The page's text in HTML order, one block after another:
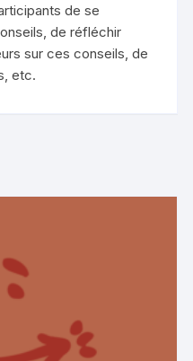
de se
de réfléchir
sur ces conseils, de
etc.